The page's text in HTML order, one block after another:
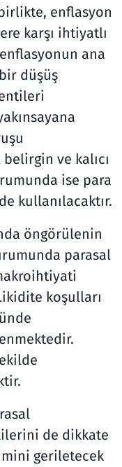
enflasyon
karşı ihtiyatlı
ana
düşüş
ve kalıcı
ise para
kullanılacaktır.
öngörülenin
parasal
koşulları
de dikkate
geriletecek